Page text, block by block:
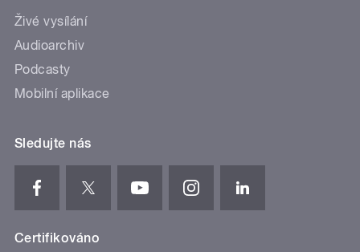
Živé vysílání
Audioarchiv
Podcasty
Mobilní aplikace
Sledujte nás
Certifikováno